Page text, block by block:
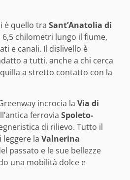
è quello tra Sant’Anatolia di
6,5 chilometri lungo il fiume,
e canali. Il dislivello è
a tutti, anche a chi cerca
a stretto contatto con la
incrocia la Via di
ferrovia Spoleto-
di rilievo. Tutto il
la Valnerina
passato e le sue bellezze
una mobilità dolce e